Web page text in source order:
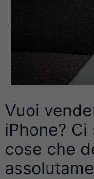
Vuoi
iPhone?
cose che